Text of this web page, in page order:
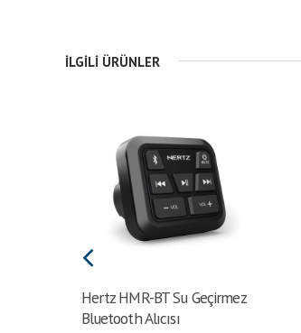
İLGILI ÜRÜNLER
Hertz HMR-BT Su Geçirmez
Bluetooth Alıcısı